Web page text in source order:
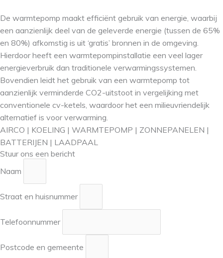
De warmtepomp maakt efficiënt gebruik van energie, waarbij
een aanzienlijk deel van de geleverde energie (tussen de 65%
en 80%) afkomstig is uit ‘gratis’ bronnen in de omgeving.
Hierdoor heeft een warmtepompinstallatie een veel lager
energieverbruik dan traditionele verwarmingssystemen.
Bovendien leidt het gebruik van een warmtepomp tot
aanzienlijk verminderde CO2-uitstoot in vergelijking met
conventionele cv-ketels, waardoor het een milieuvriendelijk
alternatief is voor verwarming.
AIRCO | KOELING | WARMTEPOMP | ZONNEPANELEN |
BATTERIJEN | LAADPAAL
Stuur ons een bericht
Naam
Straat en huisnummer
Telefoonnummer
Postcode en gemeente